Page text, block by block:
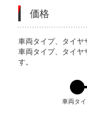
価格
VARIATIONS
車両タイプ、タイヤ
車両タイプ、タイヤ
す。
車両タ